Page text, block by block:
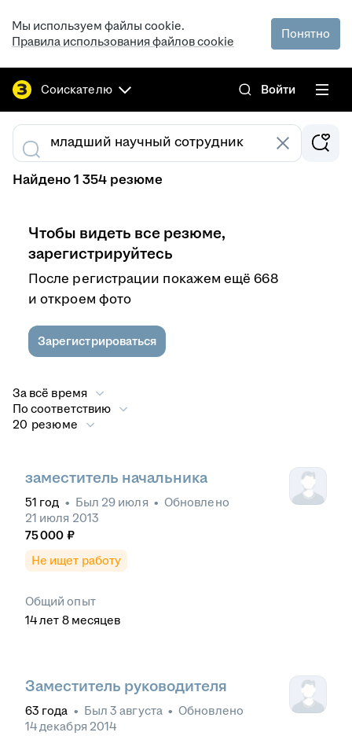
Мы используем файлы cookie.
Правила использования файлов cookie
Понятно
Соискателю Войти
Найдено 1 354 резюме
Чтобы видеть все резюме,
зарегистрируйтесь
После регистрации покажем ещё 668
и откроем фото
Зарегистрироваться
За всё время
По соответствию
20 резюме
заместитель начальника
51 год • Был 29 июля • Обновлено
21 июля 2013
75 000 ₽
Не ищет работу
Общий опыт
14лет 8 месяцев
Заместитель руководителя
63 года • Был 3 августа • Обновлено
14 декабря 2014